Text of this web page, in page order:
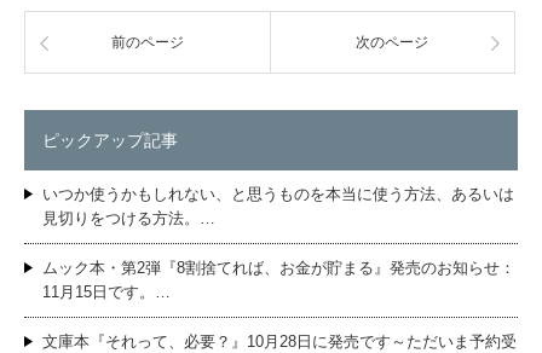
前のページ 次のページ
ピックアップ記事
いつか使うかもしれない、と思うものを本当に使う方法、あるいは
見切りをつける方法。…
ムック本・第2弾『8割捨てれば、お金が貯まる』発売のお知らせ：
11月15日です。…
文庫本『それって、必要？』10月28日に発売です～ただいま予約受